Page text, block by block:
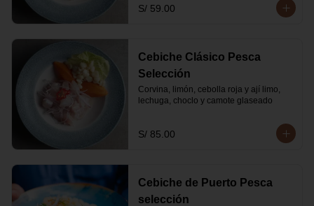
S/ 59.00
Cebiche Clásico Pesca
Selección
Corvina, limón, cebolla roja y ají limo,
lechuga, choclo y camote glaseado
S/ 85.00
Cebiche de Puerto Pesca
selección